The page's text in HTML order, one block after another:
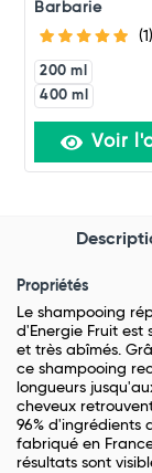
Barbarie
(1)
200 ml
400 ml
Voir
Propriétés
Le shampooing
d'Energie Fruit est
et très abîmés.
ce shampooing
longueurs
cheveux
96% d'ingrédients
fabriqué en
résultats sont